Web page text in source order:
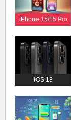
iPhone 15/15 Pro
iOS 18